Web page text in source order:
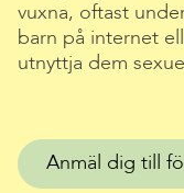
vuxna, oftast
barn på internet
utnyttja dem
Anmäl dig till